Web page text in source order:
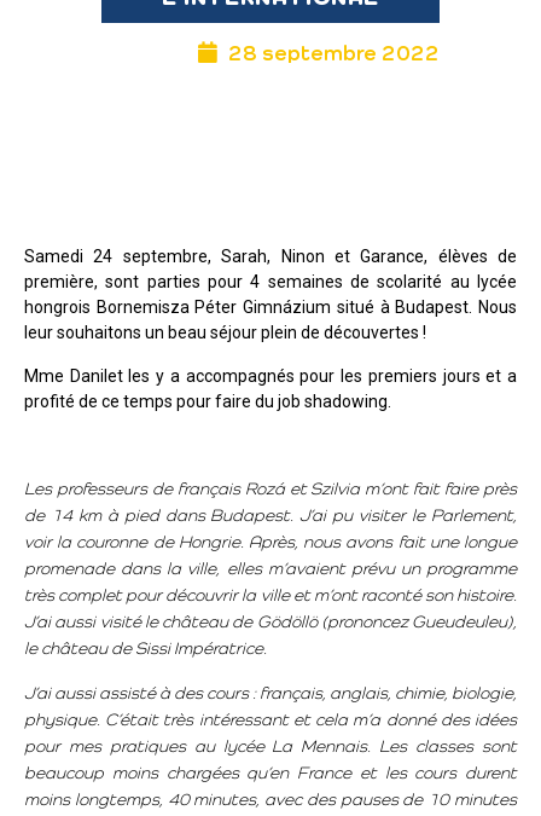
28 septembre 2022
Samedi 24 septembre, Sarah, Ninon et Garance, élèves de
première, sont parties pour 4 semaines de scolarité au lycée
hongrois Bornemisza Péter Gimnázium situé à Budapest. Nous
leur souhaitons un beau séjour plein de découvertes !
Mme Danilet les y a accompagnés pour les premiers jours et a
profité de ce temps pour faire du job shadowing.
Les professeurs de français Rozá et Szilvia m’ont fait faire près
de 14 km à pied dans Budapest. J’ai pu visiter le Parlement,
voir la couronne de Hongrie. Après, nous avons fait une longue
promenade dans la ville, elles m’avaient prévu un programme
très complet pour découvrir la ville et m’ont raconté son histoire.
J’ai aussi visité le château de Gödöllö (prononcez Gueudeuleu),
le château de Sissi Impératrice.
J’ai aussi assisté à des cours : français, anglais, chimie, biologie,
physique. C’était très intéressant et cela m’a donné des idées
pour mes pratiques au lycée La Mennais. Les classes sont
beaucoup moins chargées qu’en France et les cours durent
moins longtemps, 40 minutes, avec des pauses de 10 minutes